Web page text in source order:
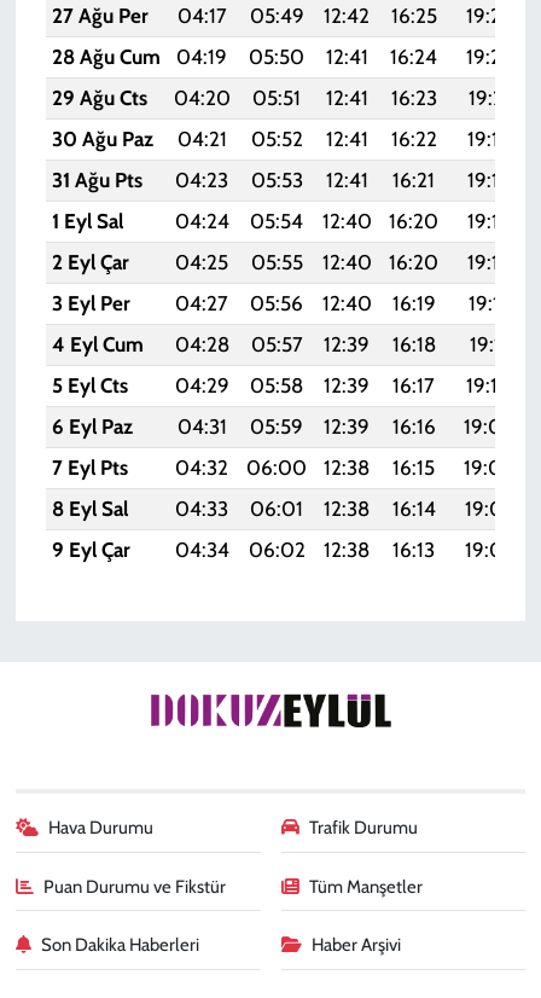
27 Ağu Per
04:17 05:49 12:42 16:25 19:24
28 Ağu Cum
04:19 05:50 12:41 16:24 19:23
29 Ağu Cts
04:20 05:51 12:41 16:23 19:21
30 Ağu Paz
04:21 05:52 12:41 16:22 19:19
31 Ağu Pts
04:23 05:53 12:41 16:21 19:18
1 Eyl Sal
04:24 05:54 12:40 16:20 19:16
2 Eyl Çar
04:25 05:55 12:40 16:20 19:14
3 Eyl Per
04:27 05:56 12:40 16:19 19:13
4 Eyl Cum
04:28 05:57 12:39 16:18 19:11
5 Eyl Cts
04:29 05:58 12:39 16:17 19:10
6 Eyl Paz
04:31 05:59 12:39 16:16 19:08
7 Eyl Pts
04:32 06:00 12:38 16:15 19:06
8 Eyl Sal
04:33 06:01 12:38 16:14 19:05
9 Eyl Çar
04:34 06:02 12:38 16:13 19:03
Hava Durumu Trafik Durumu
Puan Durumu ve Fikstür Tüm Manşetler
Son Dakika Haberleri Haber Arşivi